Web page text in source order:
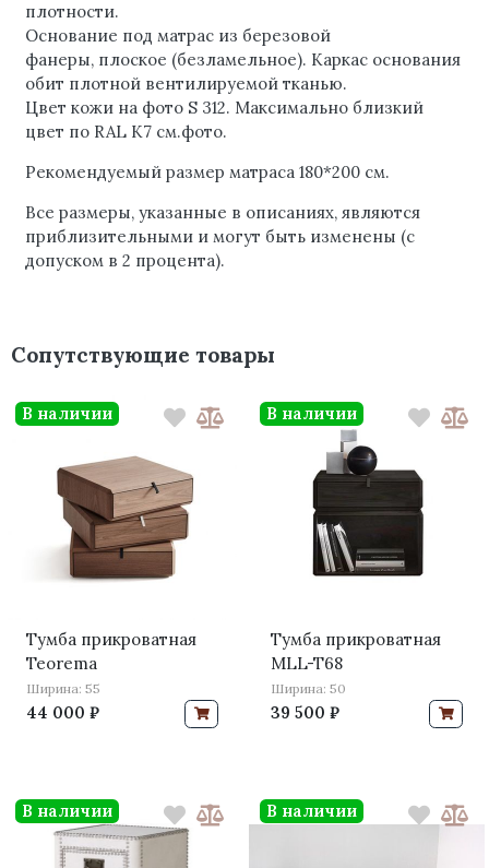
плотности.
Основание под матрас из березовой
фанеры, плоское (безламельное). Каркас основания
обит плотной вентилируемой тканью.
Цвет кожи на фото S 312. Максимально близкий
цвет по RAL K7 см.фото.
Рекомендуемый размер матраса 180*200 см.
Все размеры, указанные в описаниях, являются
приблизительными и могут быть изменены (с
допуском в 2 процента).
Сопутствующие товары
Тумба прикроватная
Teorema
Ширина: 55
44 000 ₽
В наличии
Тумба прикроватная
MLL-T68
Ширина: 50
39 500 ₽
В наличии
В наличии В наличии